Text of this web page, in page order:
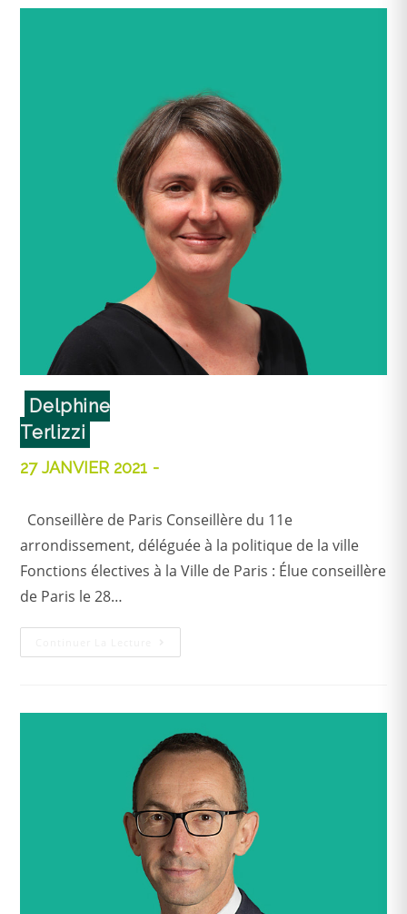
Delphine
Terlizzi
27 JANVIER 2021
Conseillère de Paris Conseillère du 11e
arrondissement, déléguée à la politique de la ville
Fonctions électives à la Ville de Paris : Élue conseillère
de Paris le 28…